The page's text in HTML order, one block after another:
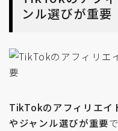
ンル選びが重要
TikTokのアフィリエイ
やジャンル選びが重要